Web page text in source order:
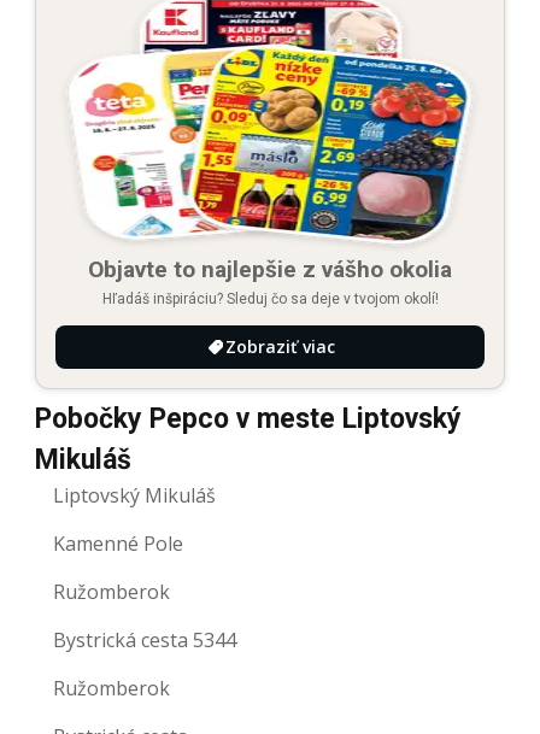
Objavte to najlepšie z vášho okolia
Hľadáš inšpiráciu? Sleduj čo sa deje v tvojom okolí!
Zobraziť viac
Pobočky Pepco v meste Liptovský
Mikuláš
Liptovský Mikuláš
Kamenné Pole
Ružomberok
Bystrická cesta 5344
Ružomberok